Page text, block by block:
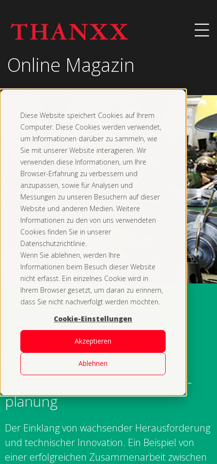
Diese Website speichert Cookies auf Ihrem
Computer. Diese Cookies werden verwendet,
um Informationen darüber zu sammeln, wie
Sie mit unserer Website interagieren. Wir
verwenden diese Informationen, um Ihre
Browser-Erfahrung zu verbessern und
anzupassen, sowie für Analysen und
Messungen zu unseren Besuchern auf dieser
Website und anderen Medien. Weitere
Informationen zu den von uns verwendeten
Cookies finden Sie in unserer
Datenschutzrichtlinie.
Wenn Sie ablehnen, werden Ihre
Informationen beim Besuch dieser Website
nicht erfasst. Ein einzelnes Cookie wird in
Ihrem Browser gesetzt, um daran zu erinnern,
dass Sie nicht nachverfolgt werden möchten.
Cookie-Einstellungen
Akzeptieren
Ablehnen
Online Magazin
AXcare
AbaPlan: Effizienz dank
integrierter Personal­ein­satz­
planung
Der Einklang von wachsender Herausforderung
und technischer Innovation. Ein Beispiel von
einer erfolgreichen Zusammenarbeit zwischen